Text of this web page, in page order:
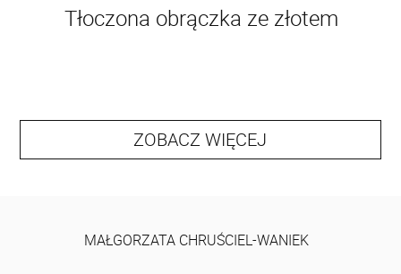
Tłoczona obrączka ze złotem
ZOBACZ WIĘCEJ
MAŁGORZATA CHRUŚCIEL-WANIEK